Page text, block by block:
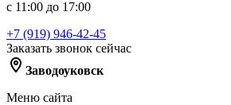
с 11:00 до 17:00
+7 (919) 946-42-45
Заказать звонок сейчас
Заводоуковск
Меню сайта